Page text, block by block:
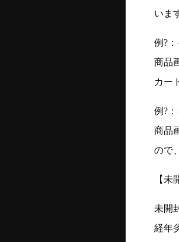
いま
例?
商品
カー
例?
商品
ので
【
未開
経年